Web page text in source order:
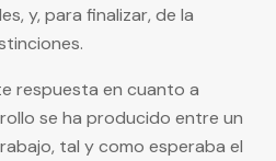
y, para finalizar, de la
respuesta en cuanto a
se ha producido entre un
tal y como esperaba el